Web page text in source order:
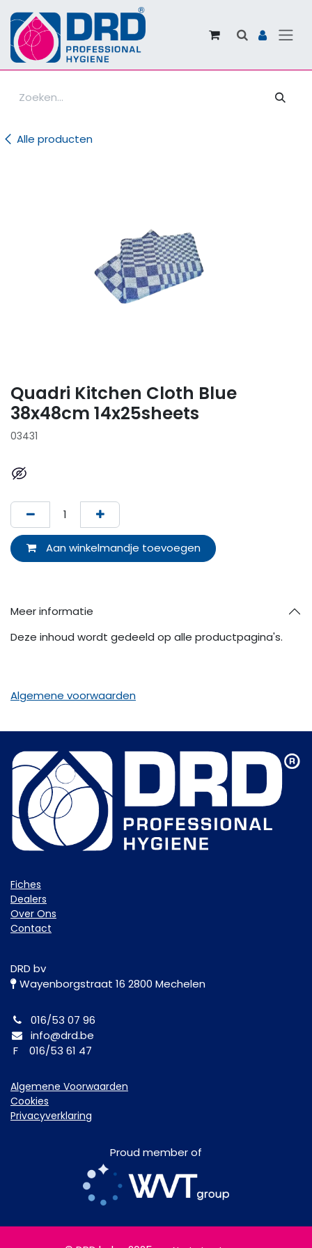
Alle producten
Quadri Kitchen Cloth Blue
38x48cm 14x25sheets
03431
Aan winkelmandje toevoegen
Meer informatie
Deze inhoud wordt gedeeld op alle productpagina's.
Algemene voorwaarden
Fiche​s
Dealers
Over Ons
Contact
DRD bv
Wayenborgstraat 16 2800 Mechelen
016/53 07 96
info@drd.be
F 016/53 61 47
Algemene Voorwaarden
Cookies
Privacyverklaring
Proud member of